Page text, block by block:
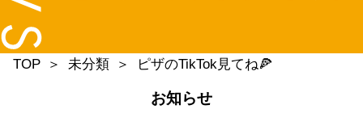
TOP 未分類 ピザのTikTok見てね🍕
お知らせ